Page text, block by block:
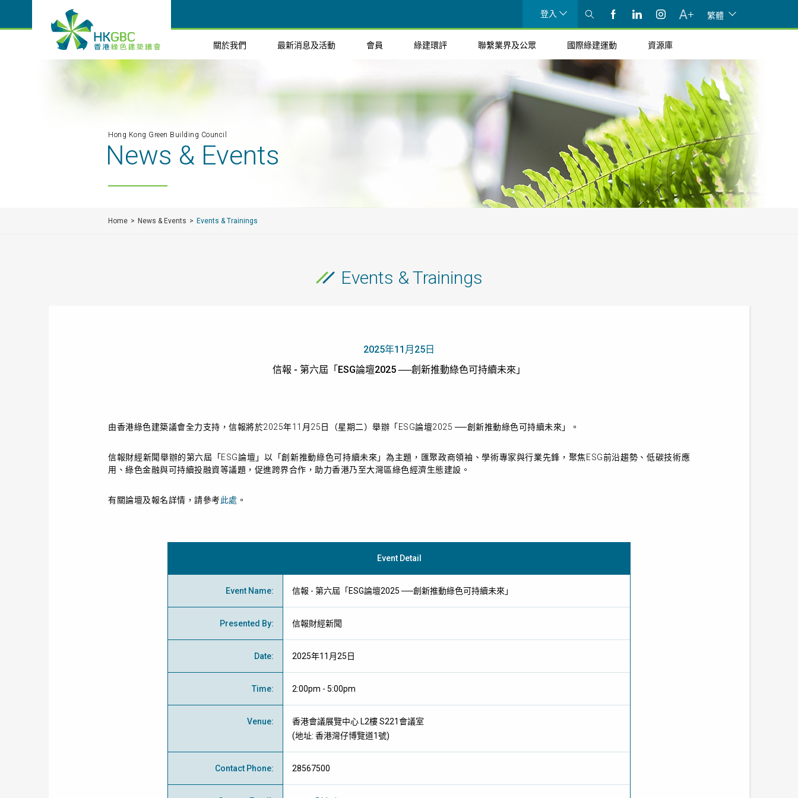
登入 繁體
關於我們 最新消息及活動 會員 綠建環評 聯繫業界及公眾 國際綠建運動 資源庫
Hong Kong Green Building Council
News & Events
Home News & Events Events & Trainings
Events & Trainings
2025年11月25日
信報 - 第六屆「ESG論壇2025 ──創新推動綠色可持續未來」
由香港綠色建築議會全力支持，信報將於2025年11月25日（星期二）舉辦「ESG論壇2025 ──創新推動綠色可持續未來」。
信報財經新聞舉辦的第六屆「ESG論壇」以「創新推動綠色可持續未來」為主題，匯聚政商領袖、學術專家與行業先鋒，聚焦ESG前沿趨勢、低碳技術應
用、綠色金融與可持續投融資等議題，促進跨界合作，助力香港乃至大灣區綠色經濟生態建設。
有關論壇及報名詳情，請參考此處 。
Event Detail
Event Name: 信報 - 第六屆「ESG論壇2025 ──創新推動綠色可持續未來」
Presented By: 信報財經新聞
Date: 2025年11月25日
Time: 2:00pm - 5:00pm
Venue:
香港會議展覽中心 L2樓 S221會議室
(地址: 香港灣仔博覽道1號)
Contact Phone: 28567500